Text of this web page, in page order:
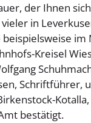
der Ihnen
in
im
Kreisel
Schriftführer,
bestätigt.